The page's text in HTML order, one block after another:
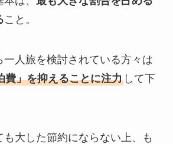
こと。
一人旅を検討されている方々は
費」を抑えることに注力して下
大した節約にならない上、も